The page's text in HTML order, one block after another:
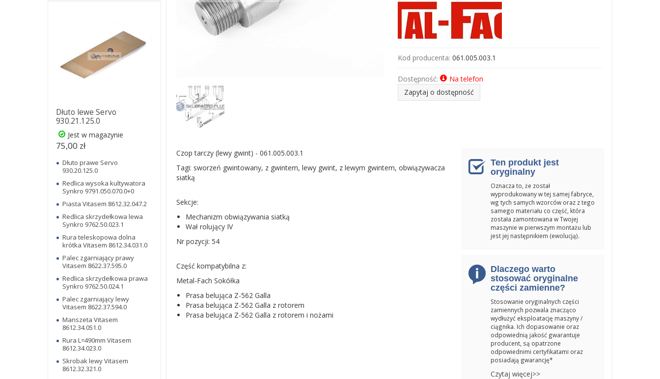
Kod producenta: 061.005.003.1
Dostępność:
Na telefon
Zapytaj o dostępność
Czop tarczy (lewy gwint) - 061.005.003.1
Tagi: sworzeń gwintowany, z gwintem, lewy gwint, z lewym gwintem, obwiązywacza
siatką
Sekcje:
Mechanizm obwiązywania siatką
Wał rolujący IV
Nr pozycji: 54
Część kompatybilna z:
Metal-Fach Sokółka
Prasa belująca Z-562 Galla
Prasa belująca Z-562 Galla z rotorem
Prasa belująca Z-562 Galla z rotorem i nożami
Ten produkt jest
oryginalny
Oznacza to, że został
wyprodukowany w tej samej fabryce,
wg tych samych wzorców oraz z tego
samego materiału co część, która
została zamontowana w Twojej
maszynie w pierwszym montażu lub
jest jej następnikiem (ewolucją).
Dlaczego warto
stosować oryginalne
części zamienne?
Stosowanie oryginalnych części
zamiennych pozwala znacząco
wydłużyć eksploatację maszyny /
ciągnika. Ich dopasowanie oraz
odpowiednią jakość gwarantuje
producent, są opatrzone
odpowiednimi certyfikatami oraz
posiadają gwarancję*
Czytaj więcej>>
Dłuto lewe Servo
930.21.125.0
Jest w magazynie
75,00 zł
Dłuto prawe Servo
930.20.125.0
Redlica wysoka kultywatora
Synkro 9791.050.070.0+0
Piasta Vitasem 8612.32.047.2
Redlica skrzydełkowa lewa
Synkro 9762.50.023.1
Rura teleskopowa dolna
krótka Vitasem 8612.34.031.0
Palec zgarniający prawy
Vitasem 8622.37.595.0
Redlica skrzydełkowa prawa
Synkro 9762.50.024.1
Palec zgarniający lewy
Vitasem 8622.37.594.0
Manszeta Vitasem
8612.34.051.0
Rura L=490mm Vitasem
8612.34.023.0
Skrobak lewy Vitasem
8612.32.321.0